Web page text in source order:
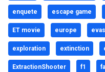
enquete escape game
ET movie europe
exploration extinction
ExtractionShooter f1